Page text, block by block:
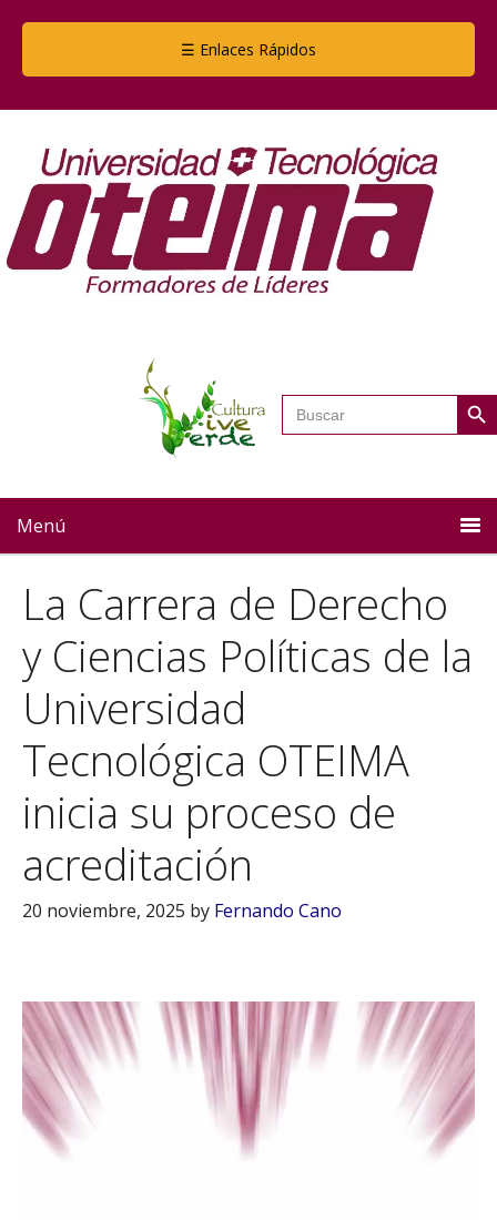
☰ Enlaces Rápidos
Buscar: Botón
Menú
La Carrera de Derecho
y Ciencias Políticas de la
Universidad
Tecnológica OTEIMA
inicia su proceso de
acreditación
20 noviembre, 2025 by Fernando Cano
Reproductor
de
vídeo